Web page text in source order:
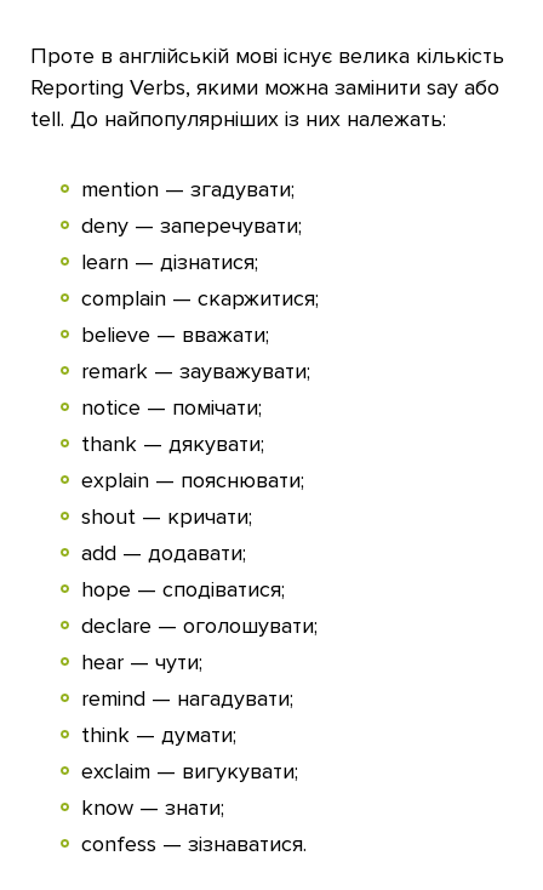
Проте в англійській мові існує велика кількість
Reporting Verbs, якими можна замінити say або
tell. До найпопулярніших із них належать:
mention — згадувати;
deny — заперечувати;
learn — дізнатися;
complain — скаржитися;
believe — вважати;
remark — зауважувати;
notice — помічати;
thank — дякувати;
explain — пояснювати;
shout — кричати;
add — додавати;
hope — сподіватися;
declare — оголошувати;
hear — чути;
remind — нагадувати;
think — думати;
exclaim — вигукувати;
know — знати;
confess — зізнаватися.